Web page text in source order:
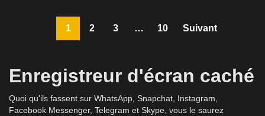
1 2 3 … 10 Suivant
Enregistreur d'écran caché
Quoi qu'ils fassent sur WhatsApp, Snapchat, Instagram,
Facebook Messenger, Telegram et Skype, vous le saurez